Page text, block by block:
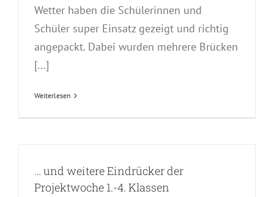
Wetter haben die Schülerinnen und
Schüler super Einsatz gezeigt und richtig
angepackt. Dabei wurden mehrere Brücken
[...]
Weiterlesen
… und weitere Eindrücker der
Projektwoche 1.-4. Klassen